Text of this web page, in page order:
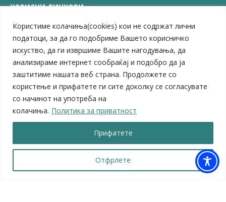
Користиме колачиња(cookies) кои не содржат лични
податоци, за да го подобриме Вашето корисничко
искуство, да ги извршиме Вашите нагодувања, да
анализираме интернет сообраќај и подобро да ја
заштитиме нашата веб страна. Продолжете со
користење и прифатете ги сите доколку се согласувате
со начинот на употреба на
колачиња. Политика за приватност
Отфрлете
Прифатете
КОРИСНИ ЛИНКОВИ
ЗЕЛС – Заедница на единиците на локална самоуправа
Центар за развој на Вардарски плански регион
Јавно комунално претпријатие „Дервен“
ЈПССО „Парк – спорт и паркинзи“
ЛБ „Гоце Делчев“
ЛУ „Народен Музеј“
Влада на Република Северна Македонија
Собрание на Република Северна Македонија
Министерство за финансии
Министерство за транспорт
Министерство за локална самоуправа
Министерство за дигитална трансформација
Министерство за јавна администрација
Министерство за образование и наука